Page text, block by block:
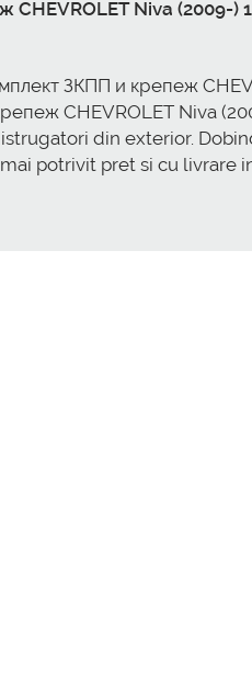
Niva
ЗКПП и крепеж
CHEVROLET Niva
din exterior.
potrivit pret si cu livrare